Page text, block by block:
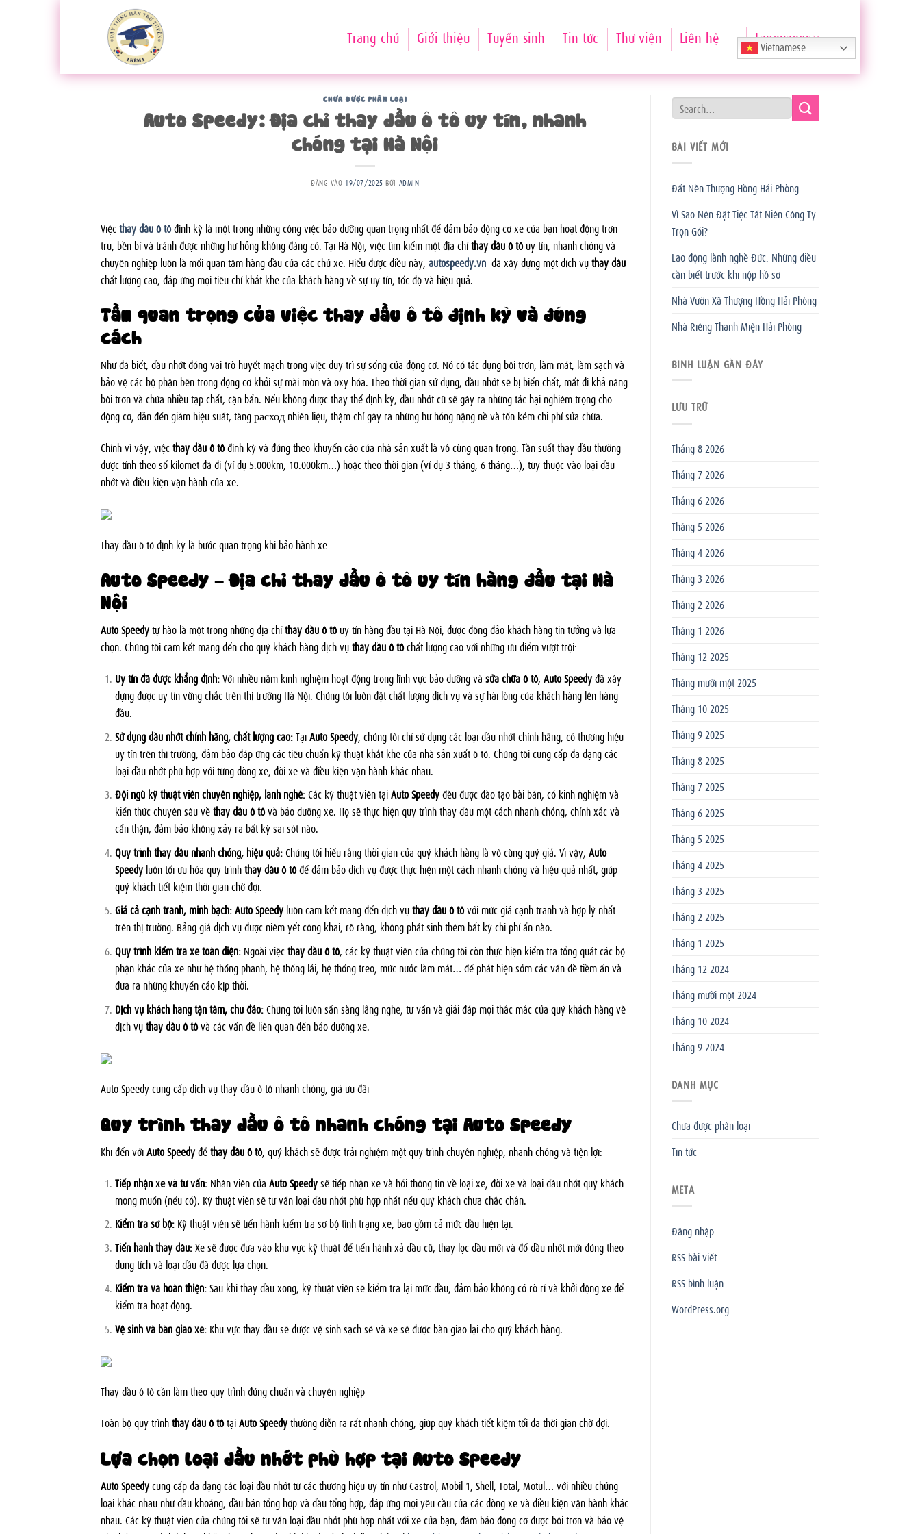
Trang chủ Giới thiệu Tuyển sinh Tin tức Thư viện Liên hệ Vietnamese
Languages
CHƯA ĐƯỢC PHÂN LOẠI
Auto Speedy: Địa chỉ thay dầu ô tô uy tín, nhanh
chóng tại Hà Nội
ĐĂNG VÀO19/07/2025 BỞI ADMIN
Việcthay dầu ô tôđịnh kỳ là một trong những công việc bảo dưỡng quan trọng nhất để đảm bảo động cơ xe của bạn hoạt động trơn
tru, bền bỉ và tránh được những hư hỏng không đáng có. Tại Hà Nội, việc tìm kiếm một địa chỉthay dầu ô tôuy tín, nhanh chóng và
chuyên nghiệp luôn là mối quan tâm hàng đầu của các chủ xe. Hiểu được điều này, autospeedy.vn đã xây dựng một dịch vụthay dầu
chất lượng cao, đáp ứng mọi tiêu chí khắt khe của khách hàng về sự uy tín, tốc độ và hiệu quả.
Tầm quan trọng của việc thay dầu ô tô định kỳ và đúng
cách
Như đã biết, dầu nhớt đóng vai trò huyết mạch trong việc duy trì sự sống của động cơ. Nó có tác dụng bôi trơn, làm mát, làm sạch và
bảo vệ các bộ phận bên trong động cơ khỏi sự mài mòn và oxy hóa. Theo thời gian sử dụng, dầu nhớt sẽ bị biến chất, mất đi khả năng
bôi trơn và chứa nhiều tạp chất, cặn bẩn. Nếu không được thay thế định kỳ, dầu nhớt cũ sẽ gây ra những tác hại nghiêm trọng cho
động cơ, dẫn đến giảm hiệu suất, tăng расход nhiên liệu, thậm chí gây ra những hư hỏng nặng nề và tốn kém chi phí sửa chữa.
Chính vì vậy, việcthay dầu ô tôđịnh kỳ và đúng theo khuyến cáo của nhà sản xuất là vô cùng quan trọng. Tần suất thay dầu thường
được tính theo số kilomet đã đi (ví dụ 5.000km, 10.000km…) hoặc theo thời gian (ví dụ 3 tháng, 6 tháng…), tùy thuộc vào loại dầu
nhớt và điều kiện vận hành của xe.
Thay dầu ô tô định kỳ là bước quan trọng khi bảo hành xe
Auto Speedy – Địa chỉ thay dầu ô tô uy tín hàng đầu tại Hà
Nội
Auto Speedytự hào là một trong những địa chỉthay dầu ô tôuy tín hàng đầu tại Hà Nội, được đông đảo khách hàng tin tưởng và lựa
chọn. Chúng tôi cam kết mang đến cho quý khách hàng dịch vụthay dầu ô tôchất lượng cao với những ưu điểm vượt trội:
Uy tín đã được khẳng định:Với nhiều năm kinh nghiệm hoạt động trong lĩnh vực bảo dưỡng và sửa chữa ô tô, Auto Speedyđã xây
dựng được uy tín vững chắc trên thị trường Hà Nội. Chúng tôi luôn đặt chất lượng dịch vụ và sự hài lòng của khách hàng lên hàng
đầu.
Sử dụng dầu nhớt chính hãng, chất lượng cao:TạiAuto Speedy, chúng tôi chỉ sử dụng các loại dầu nhớt chính hãng, có thương hiệu
uy tín trên thị trường, đảm bảo đáp ứng các tiêu chuẩn kỹ thuật khắt khe của nhà sản xuất ô tô. Chúng tôi cung cấp đa dạng các
loại dầu nhớt phù hợp với từng dòng xe, đời xe và điều kiện vận hành khác nhau.
Đội ngũ kỹ thuật viên chuyên nghiệp, lành nghề:Các kỹ thuật viên tạiAuto Speedyđều được đào tạo bài bản, có kinh nghiệm và
kiến thức chuyên sâu vềthay dầu ô tôvà bảo dưỡng xe. Họ sẽ thực hiện quy trình thay dầu một cách nhanh chóng, chính xác và
cẩn thận, đảm bảo không xảy ra bất kỳ sai sót nào.
Quy trình thay dầu nhanh chóng, hiệu quả:Chúng tôi hiểu rằng thời gian của quý khách hàng là vô cùng quý giá. Vì vậy, Auto
Speedyluôn tối ưu hóa quy trìnhthay dầu ô tôđể đảm bảo dịch vụ được thực hiện một cách nhanh chóng và hiệu quả nhất, giúp
quý khách tiết kiệm thời gian chờ đợi.
Giá cả cạnh tranh, minh bạch:Auto Speedyluôn cam kết mang đến dịch vụthay dầu ô tôvới mức giá cạnh tranh và hợp lý nhất
trên thị trường. Bảng giá dịch vụ được niêm yết công khai, rõ ràng, không phát sinh thêm bất kỳ chi phí ẩn nào.
Quy trình kiểm tra xe toàn diện:Ngoài việcthay dầu ô tô, các kỹ thuật viên của chúng tôi còn thực hiện kiểm tra tổng quát các bộ
phận khác của xe như hệ thống phanh, hệ thống lái, hệ thống treo, mức nước làm mát… để phát hiện sớm các vấn đề tiềm ẩn và
đưa ra những khuyến cáo kịp thời.
Dịch vụ khách hàng tận tâm, chu đáo:Chúng tôi luôn sẵn sàng lắng nghe, tư vấn và giải đáp mọi thắc mắc của quý khách hàng về
dịch vụthay dầu ô tôvà các vấn đề liên quan đến bảo dưỡng xe.
Auto Speedy cung cấp dịch vụ thay dầu ô tô nhanh chóng, giá ưu đãi
Quy trình thay dầu ô tô nhanh chóng tại Auto Speedy
Khi đến vớiAuto Speedyđểthay dầu ô tô, quý khách sẽ được trải nghiệm một quy trình chuyên nghiệp, nhanh chóng và tiện lợi:
Tiếp nhận xe và tư vấn:Nhân viên của Auto Speedysẽ tiếp nhận xe và hỏi thông tin về loại xe, đời xe và loại dầu nhớt quý khách
mong muốn (nếu có). Kỹ thuật viên sẽ tư vấn loại dầu nhớt phù hợp nhất nếu quý khách chưa chắc chắn.
Kiểm tra sơ bộ:Kỹ thuật viên sẽ tiến hành kiểm tra sơ bộ tình trạng xe, bao gồm cả mức dầu hiện tại.
Tiến hành thay dầu:Xe sẽ được đưa vào khu vực kỹ thuật để tiến hành xả dầu cũ, thay lọc dầu mới và đổ dầu nhớt mới đúng theo
dung tích và loại dầu đã được lựa chọn.
Kiểm tra và hoàn thiện:Sau khi thay dầu xong, kỹ thuật viên sẽ kiểm tra lại mức dầu, đảm bảo không có rò rỉ và khởi động xe để
kiểm tra hoạt động.
Vệ sinh và bàn giao xe:Khu vực thay dầu sẽ được vệ sinh sạch sẽ và xe sẽ được bàn giao lại cho quý khách hàng.
Thay dầu ô tô cần làm theo quy trình đúng chuẩn và chuyên nghiệp
Toàn bộ quy trìnhthay dầu ô tôtạiAuto Speedythường diễn ra rất nhanh chóng, giúp quý khách tiết kiệm tối đa thời gian chờ đợi.
Lựa chọn loại dầu nhớt phù hợp tại Auto Speedy
Auto Speedycung cấp đa dạng các loại dầu nhớt từ các thương hiệu uy tín như Castrol, Mobil 1, Shell, Total, Motul… với nhiều chủng
loại khác nhau như dầu khoáng, dầu bán tổng hợp và dầu tổng hợp, đáp ứng mọi yêu cầu của các dòng xe và điều kiện vận hành khác
nhau. Các kỹ thuật viên của chúng tôi sẽ tư vấn loại dầu nhớt phù hợp nhất với xe của bạn, đảm bảo động cơ được bôi trơn và bảo vệ
BÀI VIẾT MỚI
Đất Nền Thượng Hồng Hải Phòng
Vì Sao Nên Đặt Tiệc Tất Niên Công Ty
Trọn Gói?
Lao động lành nghề Đức: Những điều
cần biết trước khi nộp hồ sơ
Nhà Vườn Xã Thượng Hồng Hải Phòng
Nhà Riêng Thanh Miện Hải Phòng
BÌNH LUẬN GẦN ĐÂY
LƯU TRỮ
Tháng 8 2026
Tháng 7 2026
Tháng 6 2026
Tháng 5 2026
Tháng 4 2026
Tháng 3 2026
Tháng 2 2026
Tháng 1 2026
Tháng 12 2025
Tháng mười một 2025
Tháng 10 2025
Tháng 9 2025
Tháng 8 2025
Tháng 7 2025
Tháng 6 2025
Tháng 5 2025
Tháng 4 2025
Tháng 3 2025
Tháng 2 2025
Tháng 1 2025
Tháng 12 2024
Tháng mười một 2024
Tháng 10 2024
Tháng 9 2024
DANH MỤC
Chưa được phân loại
Tin tức
META
Đăng nhập
RSS bài viết
RSS bình luận
WordPress.org